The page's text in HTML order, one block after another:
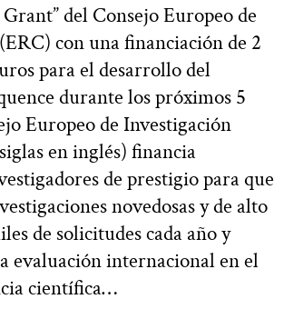
del Consejo Europeo de
con una financiación de 2
para el desarrollo del
durante los próximos 5
Europeo de Investigación
en inglés) financia
de prestigio para que
novedosas y de alto
de solicitudes cada año y
evaluación internacional en el
científica…